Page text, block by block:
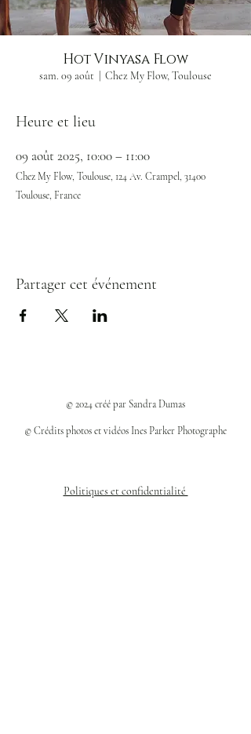
Hot Vinyasa Flow
sam. 09 août Chez My Flow, Toulouse
Heure et lieu
09 août 2025, 10:00 – 11:00
Chez My Flow, Toulouse, 124 Av. Crampel, 31400
Toulouse, France
Partager cet événement
© 2024 créé par Sandra Dumas
© Crédits photos et vidéos Ines Parker Photographe
Politiques et confidentialité